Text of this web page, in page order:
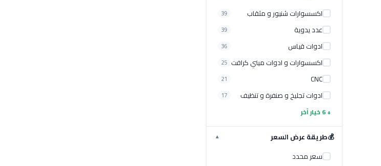
اكسسوارات شنيور و مثقاب 39
عدد يدوية 39
ادوات قياس 36
اكسسوارات و ادوات ميني كرافت 25
CNC
21
ادوات تجليخ و صنفرة و تنظيف 17
+ 6 خيار آخر
💰طريقة عرض السعر ▼
سعر محدد